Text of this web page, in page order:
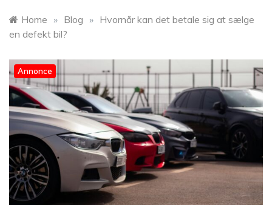
Home » Blog » Hvornår kan det betale sig at sælge
en defekt bil?
Annonce